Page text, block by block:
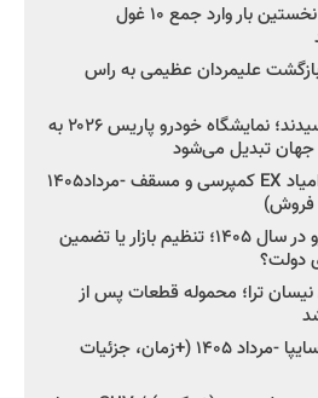
۳ خودروساز چینی برای نخستین بار وارد جمع ۱۰ غول
بازگشت علیمردان عظیمی به راس
چینی‌ها به قلب اروپا رسیدند؛ نمایشگاه خودرو پاریس ۲۰۲۶ به
جهان تبدیل می‌شود
شروع فروش اقساطی زامیاد EX کمپرسی و مسقف -مرداد۱۴۰۵
فروش)
راز واردات ۷۵ هزار خودرو در سال ۱۴۰۵؛ تنظیم بازار یا تضمین
نیسان ترا؛ محموله قطعات پس از
شروع فروش کوییک S سایپا -مرداد ۱۴۰۵ (+زمان، جزئیات